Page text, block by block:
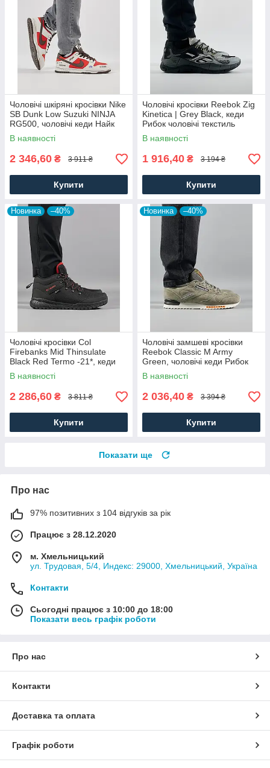
Чоловічі шкіряні кросівки Nike
SB Dunk Low Suzuki NINJA
RG500, чоловічі кеди Найк
червоні, Чоловіче взуття
В наявності
2 346,60 ₴ 3 911 ₴
Купити
Чоловічі кросівки Reebok Zig
Kinetica | Grey Black, кеди
Рибок чоловічі текстиль
нейлон сірі. Чоловіче взуття
В наявності
1 916,40 ₴ 3 194 ₴
Купити
Новинка –40%
Чоловічі кросівки Col
Firebanks Mid Thinsulate
Black Red Termo -21*, кеди
водонепрон. текстиль.
Чоловіче взуття
В наявності
2 286,60 ₴ 3 811 ₴
Купити
Новинка –40%
Чоловічі замшеві кросівки
Reebok Classic M Army
Green, чоловічі кеди Рибок
замша хакі. Чоловіче взуття
В наявності
2 036,40 ₴ 3 394 ₴
Купити
Показати ще
Про нас
97% позитивних з 104 відгуків за рік
Працює з 28.12.2020
м. Хмельницький
ул. Трудовая, 5/4, Индекс: 29000, Хмельницький, Україна
Контакти
Сьогодні працює з 10:00 до 18:00
Показати весь графік роботи
Про нас
Контакти
Доставка та оплата
Графік роботи